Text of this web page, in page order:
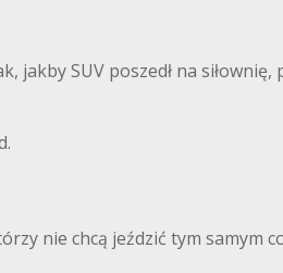
jakby SUV poszedł na
nie chcą jeździć tym samym